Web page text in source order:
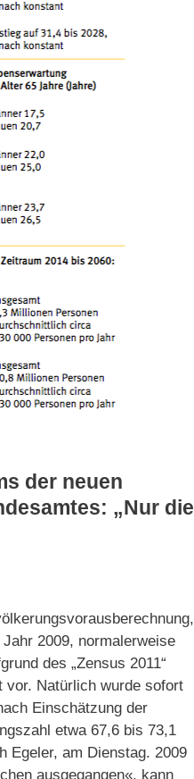
der neuen
„Nur die
2009, normalerweise
des „Zensus 2011“
vor. Natürlich wurde sofort
Einschätzung der
etwa 67,6 bis 73,1
Egeler, am Dienstag. 2009
ausgegangen«, kann